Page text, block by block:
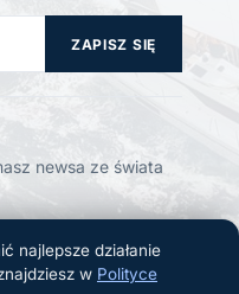
ZAPISZ SIĘ
newsa ze świata
najlepsze działanie
w Polityce